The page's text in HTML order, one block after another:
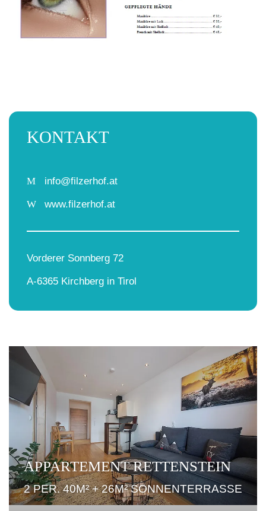
KONTAKT
M info@filzerhof.at
W www.filzerhof.at
Vorderer Sonnberg 72
A-6365 Kirchberg in Tirol
APPARTEMENT RETTENSTEIN
2 PER. 40M² + 26M² SONNENTERRASSE